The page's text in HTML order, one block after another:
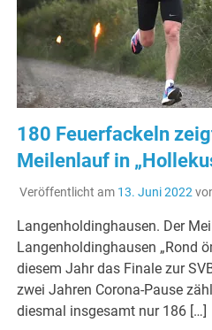
180 Feuerfackeln
Meilenlauf in
Veröffentlicht am 13. Juni 2022
Langenholdinghausen. Der
Langenholdinghausen „Rond
diesem Jahr das Finale zur
zwei Jahren Corona-Pause
diesmal insgesamt nur 186 […]